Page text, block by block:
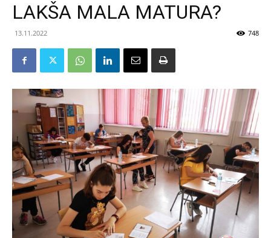
LAKŠA MALA MATURA?
13.11.2022 748